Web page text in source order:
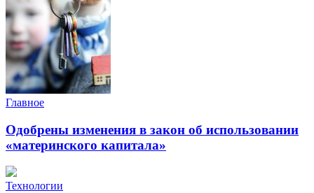
Главное
Одобрены изменения в закон об использовании
«материнского капитала»
Технологии